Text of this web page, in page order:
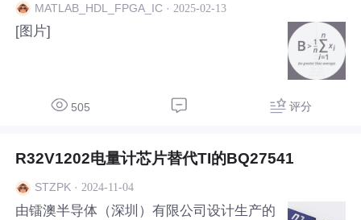
MATLAB_HDL_FPGA_IC· 2025-02-13
[图片]
505 评分
R32V1202电量计芯片替代TI的BQ27541
STZPK· 2024-11-04
由镭澳半导体（深圳）有限公司设计生产的